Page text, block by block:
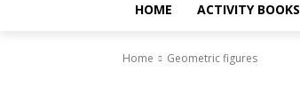
HOME ACTIVITY BOOKS
Home Geometric figures